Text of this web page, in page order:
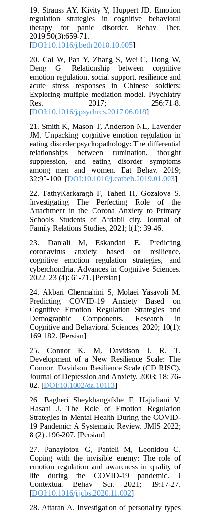
19. Strauss AY, Kivity Y, Huppert JD. Emotion
regulation strategies in cognitive behavioral
therapy for panic disorder. Behav Ther.
2019;50(3):659-71.
[DOI:10.1016/j.beth.2018.10.005
20. Cai W, Pan Y, Zhang S, Wei C, Dong W,
Deng G. Relationship between cognitive
emotion regulation, social support, resilience and
acute stress responses in Chinese soldiers:
Exploring multiple mediation model. Psychiatry
Res. 2017; 256:71-8.
[DOI:10.1016/j.psychres.2017.06.018
21. Smith K, Mason T, Anderson NL, Lavender
JM. Unpacking cognitive emotion regulation in
eating disorder psychopathology: The differential
relationships between rumination, thought
suppression, and eating disorder symptoms
among men and women. Eat Behav. 2019;
32:95-100. [DOI:10.1016/j.eatbeh.2019.01.003
22. FathyKarkaragh F, Taheri H, Gozalova S.
Investigating The Perfecting Role of the
Attachment in the Corona Anxiety to Primary
Schools Students of Ardabil city. Journal of
Family Relations Studies, 2021; l(1): 39-46.
23. Daniali M, Eskandari E. Predicting
coronavirus anxiety based on resilience,
cognitive emotion regulation strategies, and
cyberchondria. Advances in Cognitive Sciences.
2022; 23 (4): 61-71. [Persian]
24. Akbari Chermahini S, Molaei Yasavoli M.
Predicting COVID-19 Anxiety Based on
Cognitive Emotion Regulation Strategies and
Demographic Components. Research in
Cognitive and Behavioral Sciences, 2020; 10(1):
169-182. [Persian]
25. Connor K. M, Davidson J. R. T.
Development of a New Resilience Scale: The
Connor- Davidson Resilience Scale (CD-RISC).
Journal of Depression and Anxiety. 2003; 18: 76-
82. [DOI:10.1002/da.10113
26. Bagheri Sheykhangafshe F, Hajialiani V,
Hasani J. The Role of Emotion Regulation
Strategies in Mental Health During the COVID-
19 Pandemic: A Systematic Review. JMIS 2022;
8 (2) :196-207. [Persian]
27. Panayiotou G, Panteli M, Leonidou C.
Coping with the invisible enemy: The role of
emotion regulation and awareness in quality of
life during the COVID-19 pandemic. J
Contextual Behav Sci. 2021; 19:17-27.
[DOI:10.1016/j.jcbs.2020.11.002
28. Attaran A. Investigation of personality types